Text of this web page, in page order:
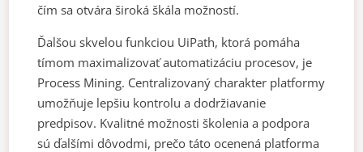
čím sa otvára široká škála možností.
Ďalšou skvelou funkciou UiPath, ktorá pomáha
tímom maximalizovať automatizáciu procesov, je
Process Mining. Centralizovaný charakter platformy
umožňuje lepšiu kontrolu a dodržiavanie
predpisov. Kvalitné možnosti školenia a podpora
sú ďalšími dôvodmi, prečo táto ocenená platforma